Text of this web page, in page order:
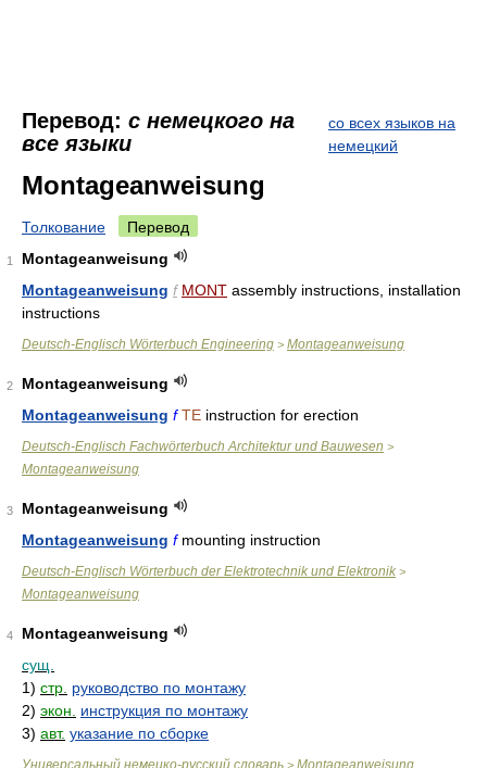
Перевод: с немецкого на
все языки
со всех языков на
немецкий
Montageanweisung
Толкование Перевод
1
Montageanweisung
Montageanweisung f MONT assembly instructions, installation
instructions
Deutsch-Englisch Wörterbuch Engineering > Montageanweisung
2
Montageanweisung
Montageanweisung f TE instruction for erection
Deutsch-Englisch Fachwörterbuch Architektur und Bauwesen >
Montageanweisung
3
Montageanweisung
Montageanweisung fmounting instruction
Deutsch-Englisch Wörterbuch der Elektrotechnik und Elektronik >
Montageanweisung
4
Montageanweisung
сущ.
1) стр. руководство по монтажу
2) экон.
инструкция по монтажу
3) авт. указание по сборке
Универсальный немецко-русский словарь > Montageanweisung